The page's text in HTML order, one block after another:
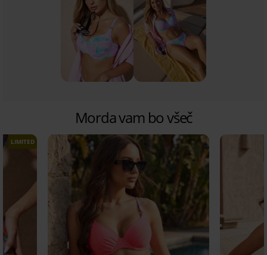
Morda vam bo všeč
LIMITED